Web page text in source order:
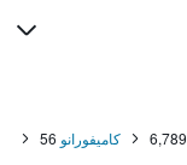
6,789 كاميفورانو 56